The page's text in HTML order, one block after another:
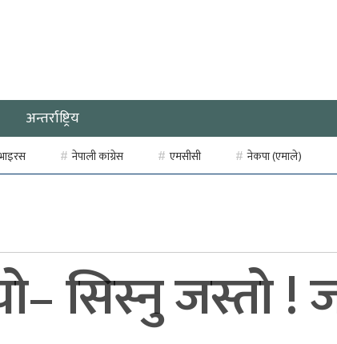
अन्तर्राष्ट्रिय
नेपाली कांग्रेस एमसीसी नेकपा (एमाले)
सिस्नु जस्तो !